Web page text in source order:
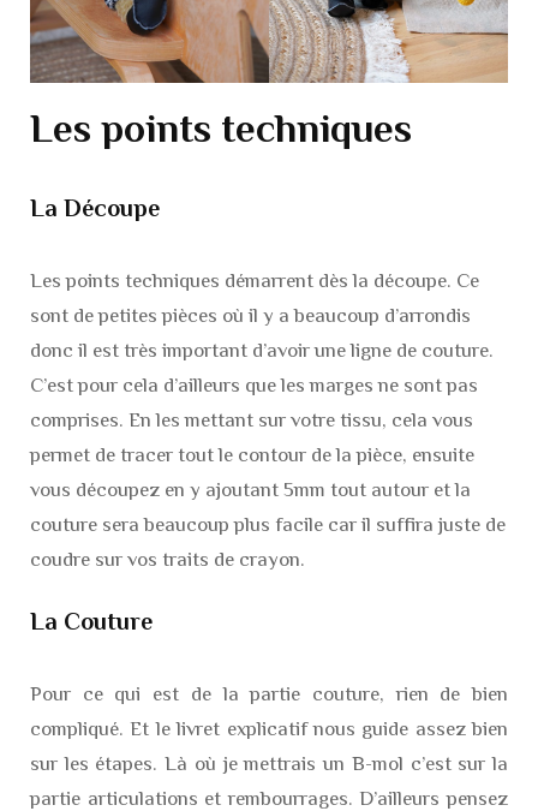
Les points techniques
La Découpe
Les points techniques démarrent dès la découpe. Ce
sont de petites pièces où il y a beaucoup d’arrondis
donc il est très important d’avoir une ligne de couture.
C’est pour cela d’ailleurs que les marges ne sont pas
comprises. En les mettant sur votre tissu, cela vous
permet de tracer tout le contour de la pièce, ensuite
vous découpez en y ajoutant 5mm tout autour et la
couture sera beaucoup plus facile car il suffira juste de
coudre sur vos traits de crayon.
La Couture
Pour ce qui est de la partie couture, rien de bien
compliqué. Et le livret explicatif nous guide assez bien
sur les étapes. Là où je mettrais un B-mol c’est sur la
partie articulations et rembourrages. D’ailleurs pensez